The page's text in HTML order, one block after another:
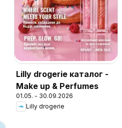
Lilly drogerie каталог -
Make up & Perfumes
01.05. - 30.09.2026
Lilly drogerie